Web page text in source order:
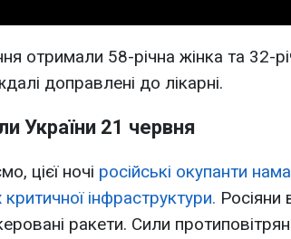
отримали 58-річна жінка та 32-
доправлені до лікарні.
України 21 червня
цієї ночі російські окупанти
інфраструктури. Росіяни
ракети. Сили